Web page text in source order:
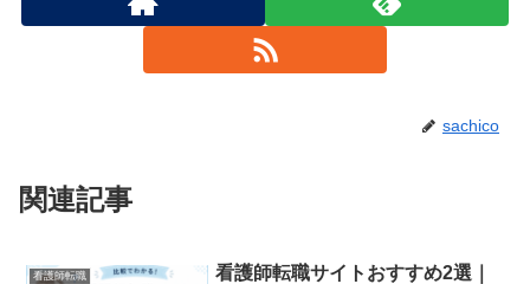
sachico
関連記事
看護師転職
看護師転職サイトおすすめ2選｜